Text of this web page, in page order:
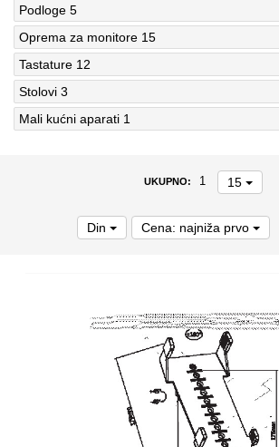
Podloge 5
Oprema za monitore 15
Tastature 12
Stolovi 3
Mali kućni aparati 1
UKUPNO: 1 15
Din Cena: najniža prvo